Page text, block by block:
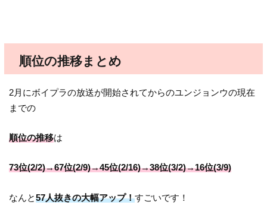
順位の推移まとめ
2月にボイプラの放送が開始されてからのユンジョンウの現在
までの
順位の推移は
73位(2/2)→67位(2/9)→45位(2/16)→38位(3/2)→16位(3/9)
なんと57人抜きの大幅アップ！すごいです！